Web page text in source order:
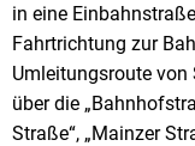
in eine
Fahrtrichtung zur
Umleitungsroute
über die
Straße“, „Mainzer